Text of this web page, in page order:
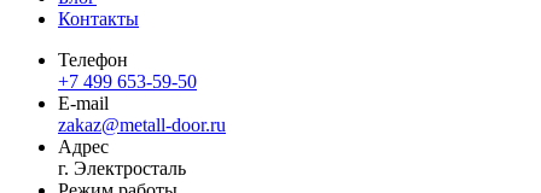
Контакты
Телефон
+7 499 653-59-50
E-mail
zakaz@metall-door.ru
Адрес
г. Электросталь